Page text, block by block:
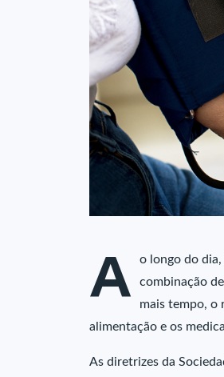
A
o longo do
combinação
mais tempo, o
alimentação e os
As diretrizes da